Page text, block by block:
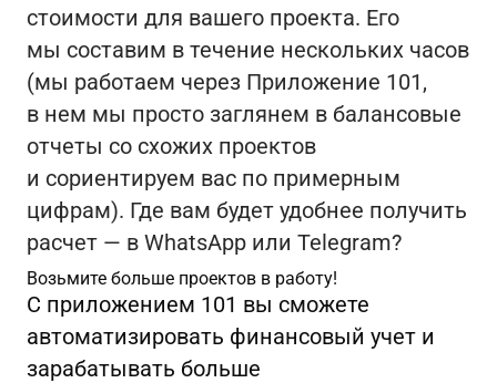
стоимости для вашего проекта. Его
мы составим в течение нескольких часов
(мы работаем через Приложение 101,
в нем мы просто заглянем в балансовые
отчеты со схожих проектов
и сориентируем вас по примерным
цифрам). Где вам будет удобнее получить
расчет — в WhatsApp или Telegram?
Возьмите больше проектов в работу!
С приложением 101 вы сможете
автоматизировать финансовый учет и
зарабатывать больше